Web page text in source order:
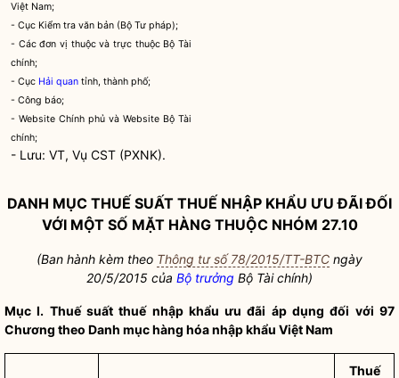
Việt Nam;
- Cục Kiểm tra văn bản (Bộ Tư pháp);
- Các đơn vị thuộc và trực thuộc Bộ Tài
chính;
- Cục Hải quan tỉnh, thành phố;
- Công báo;
- Website Chính phủ và Website Bộ Tài
chính;
- Lưu: VT, Vụ CST (PXNK).
DANH MỤC THUẾ SUẤT THUẾ NHẬP KHẨU ƯU ĐÃI ĐỐI
VỚI MỘT SỐ MẶT HÀNG THUỘC NHÓM 27.10
(Ban hành kèm theo Thông tư số 78/2015/TT-BTC ngày
20/5/2015 của Bộ trưởng Bộ Tài chính)
Mục I. Thuế suất thuế nhập khẩu ưu đãi áp dụng đối với 97
Chương theo Danh mục hàng hóa nhập khẩu Việt Nam
Thuế